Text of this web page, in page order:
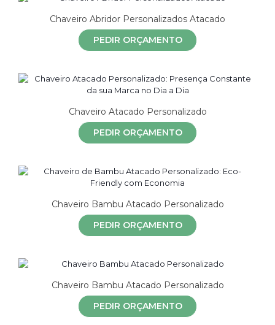
Chaveiro Abridor Personalizados Atacado
PEDIR ORÇAMENTO
Chaveiro Atacado Personalizado
PEDIR ORÇAMENTO
Chaveiro Bambu Atacado Personalizado
PEDIR ORÇAMENTO
Chaveiro Bambu Atacado Personalizado
PEDIR ORÇAMENTO